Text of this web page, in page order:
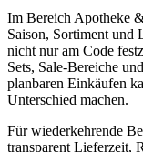
Im Bereich Apotheke
Saison, Sortiment und
nicht nur am Code
Sets, Sale-Bereiche
planbaren Einkäufen
Unterschied machen.
Für wiederkehrende
transparent Lieferzeit,